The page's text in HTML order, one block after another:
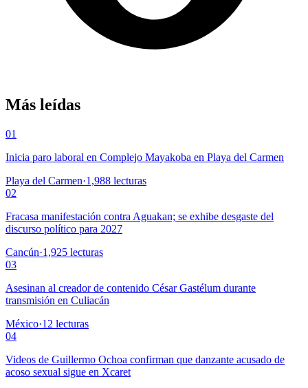
Más leídas
01
Inicia paro laboral en Complejo Mayakoba en Playa del Carmen
Playa del Carmen·1,988 lecturas
02
Fracasa manifestación contra Aguakan; se exhibe desgaste del
discurso político para 2027
Cancún·1,925 lecturas
03
Asesinan al creador de contenido César Gastélum durante
transmisión en Culiacán
México·12 lecturas
04
Videos de Guillermo Ochoa confirman que danzante acusado de
acoso sexual sigue en Xcaret